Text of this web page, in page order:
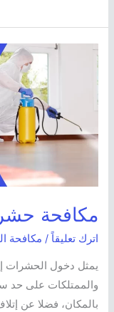
مكافحة
اترك تعليقاً / مكافحة
يمثل دخول الحشرات
والممتلكات على حد
بالمكان، فضلا عن
مكافحة
حشرات